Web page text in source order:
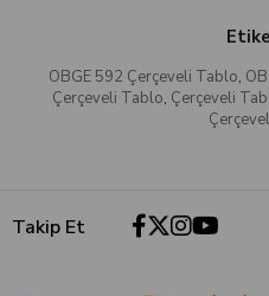
OBGE 592 Çerçeveli Tablo,
Çerçeveli Tablo, Çerçeveli
Takip Et